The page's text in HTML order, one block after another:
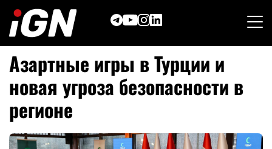
content
Азартные игры в Турции и
новая угроза безопасности в
регионе